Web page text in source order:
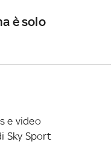
è solo
e video
Sky Sport